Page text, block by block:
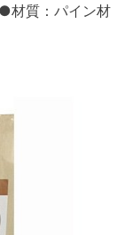
材質：パイン材